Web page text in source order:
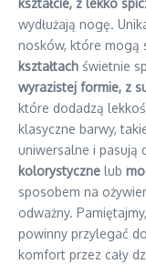
kształcie, z lekko
wydłużają nogę.
nosków, które mogą
kształtach świetnie
wyrazistej formie, z
które dodadzą
klasyczne barwy,
uniwersalne i pasują
kolorystyczne lub
sposobem na
odważny.
powinny przylegać
komfort przez cały